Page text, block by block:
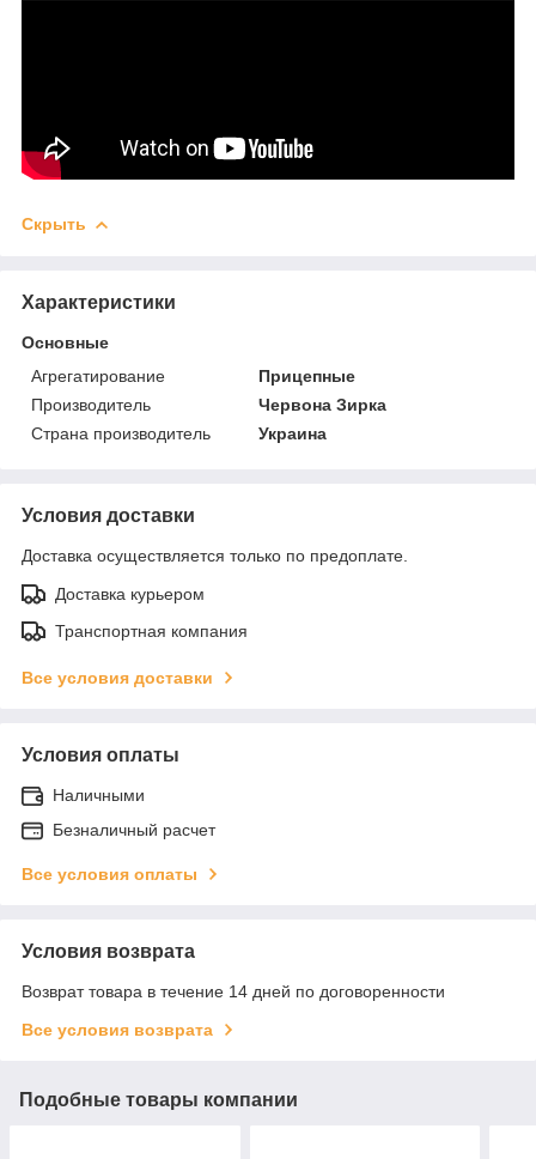
Скрыть
Характеристики
Основные
Агрегатирование
Прицепные
Производитель
Червона Зирка
Страна производитель
Украина
Условия доставки
Доставка осуществляется только по предоплате.
Доставка курьером
Транспортная компания
Все условия доставки
Условия оплаты
Наличными
Безналичный расчет
Все условия оплаты
Условия возврата
Возврат товара в течение 14 дней по договоренности
Все условия возврата
Подобные товары компании